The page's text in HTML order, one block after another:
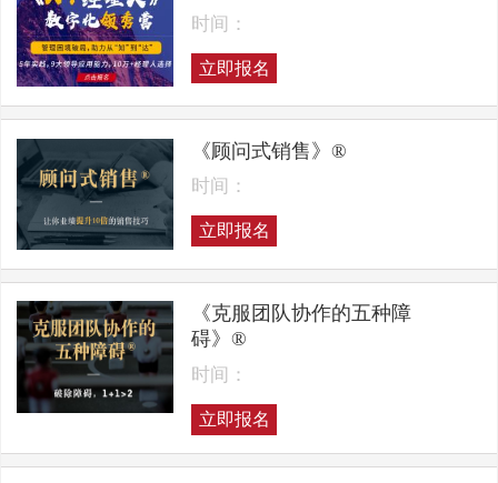
时间：
立即报名
《顾问式销售》®
时间：
立即报名
《克服团队协作的五种障
碍》®
时间：
立即报名